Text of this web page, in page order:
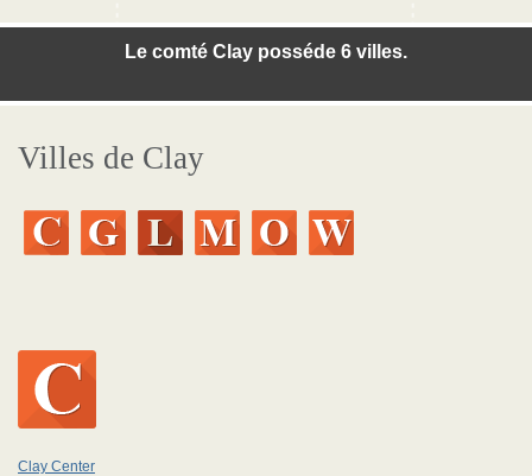
Le comté Clay posséde 6 villes.
Villes de Clay
Clay Center